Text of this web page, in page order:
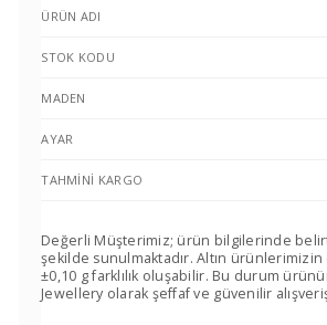
ÜRÜN ADI
STOK KODU
MADEN
AYAR
TAHMINI KARGO
Değerli Müşterimiz; ürün bilgilerinde
şekilde sunulmaktadır. Altın
±0,10 g farklılık oluşabilir. Bu durum
Jewellery olarak şeffaf ve güvenilir